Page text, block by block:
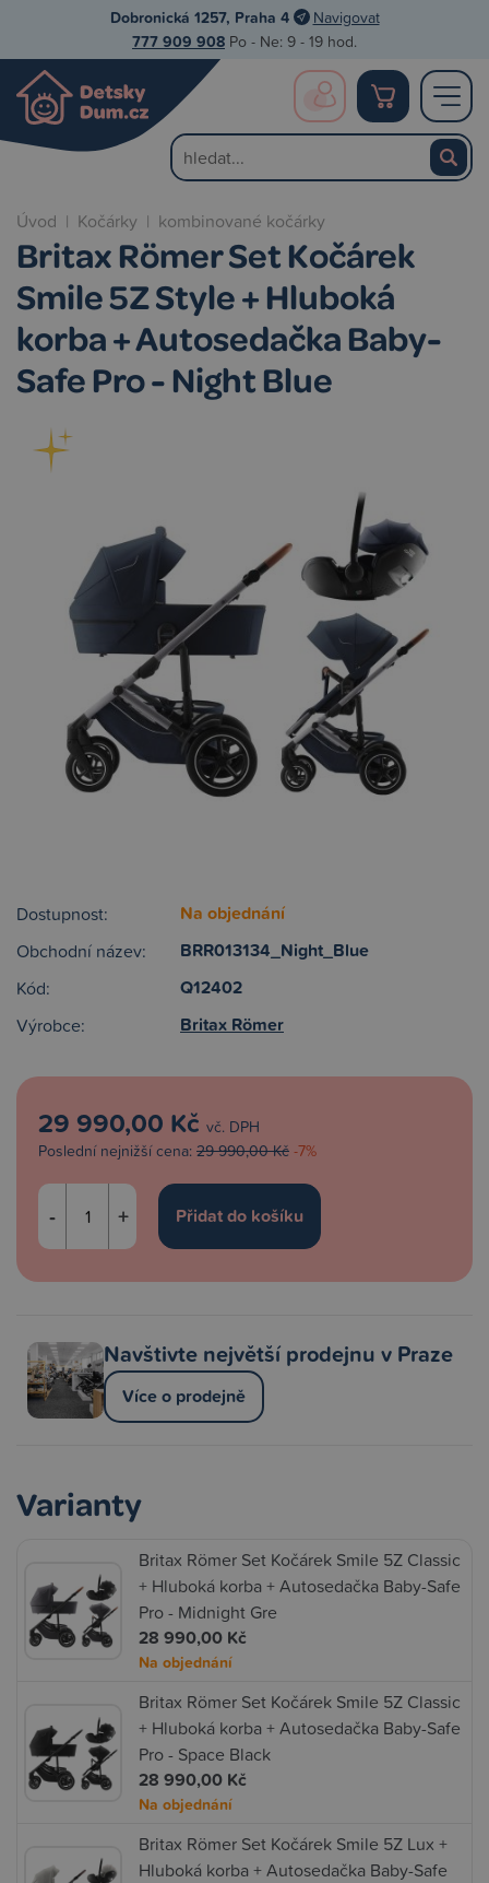
Dobronická 1257, Praha 4 Navigovat
777 909 908 Po - Ne: 9 - 19 hod.
Úvod | Kočárky | kombinované kočárky
Britax Römer Set Kočárek
Smile 5Z Style + Hluboká
korba + Autosedačka Baby-
Safe Pro - Night Blue
Dostupnost: Na objednání
Obchodní název: BRR013134_Night_Blue
Kód: Q12402
Výrobce: Britax Römer
29 990,00 Kč vč. DPH
Poslední nejnižší cena: 29 990,00 Kč -7%
- +
Navštivte největší prodejnu v Praze
Více o prodejně
Varianty
Britax Römer Set Kočárek Smile 5Z Classic
+ Hluboká korba + Autosedačka Baby-Safe
Pro - Midnight Gre
28 990,00 Kč
Na objednání
Britax Römer Set Kočárek Smile 5Z Classic
+ Hluboká korba + Autosedačka Baby-Safe
Pro - Space Black
28 990,00 Kč
Na objednání
Britax Römer Set Kočárek Smile 5Z Lux +
Hluboká korba + Autosedačka Baby-Safe